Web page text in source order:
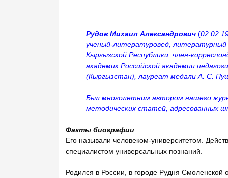
Рудов Михаил Александрович(
ученый-литературовед, литературный
Кыргызской Республики, член-
академик Российской академии
(Кыргызстан), лауреат медали А. С.
Был многолетним автором нашего
методических статей, адресованных
Факты биографии
Его называли человеком-университетом.
специалистом универсальных познаний.
Родился в России, в городе Рудня Смоленской